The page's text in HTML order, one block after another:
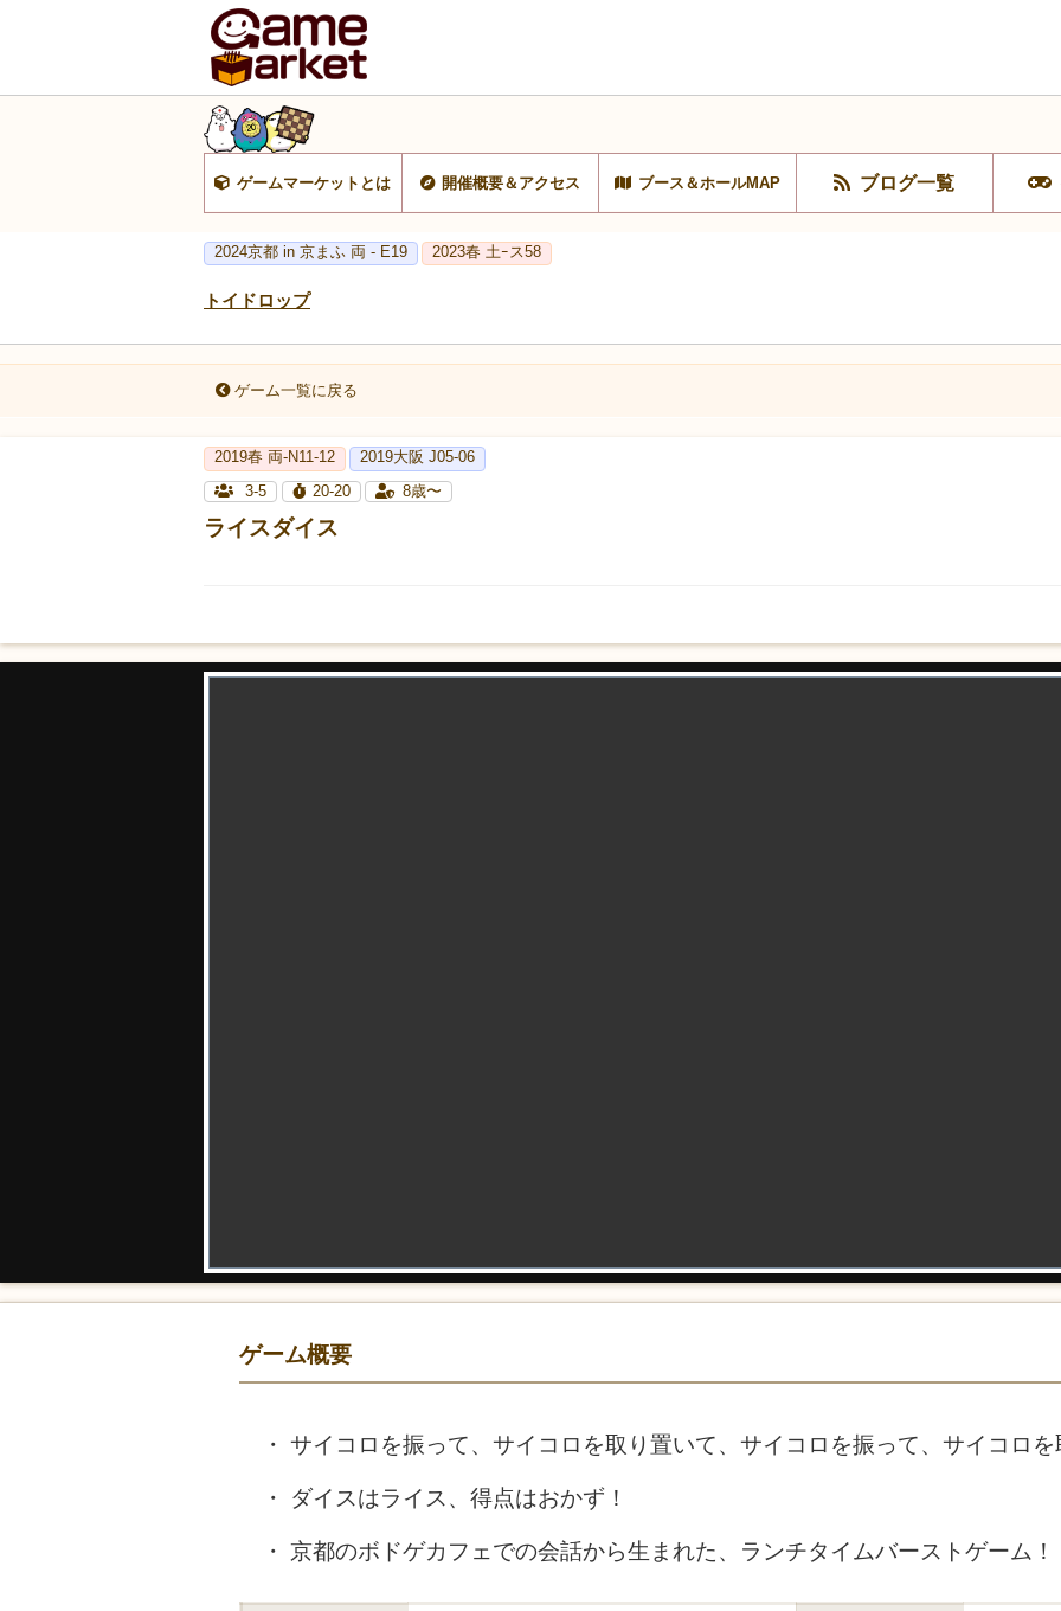
ゲームマーケットとは 開催概要＆アクセス ブース＆ホールMAP ブログ一覧
2024京都 in 京まふ 両 - E19 2023春 土ｰス58
トイドロップ
ゲーム一覧に戻る
2019春 両-N11-12
2019大阪 J05-06
3-5
20-20 8歳〜
ライスダイス
ゲーム概要
サイコロを振って、サイコロを取り置いて、サイコロを振って、サイコロを
ダイスはライス、得点はおかず！
京都のボドゲカフェでの会話から生まれた、ランチタイムバーストゲーム！